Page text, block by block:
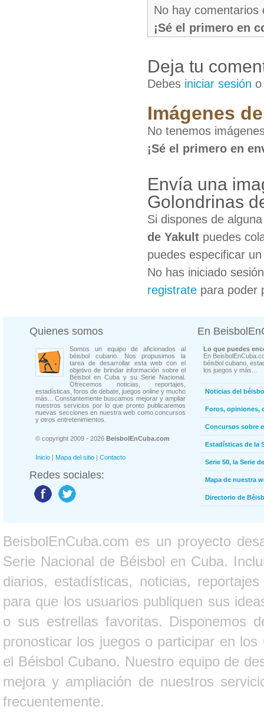
No hay comentarios
¡Sé el primero en
Deja tu
Debes iniciar sesión
Imágenes
No tenemos
¡Sé el primero en
Envía una
Golondrinas
Si dispones de
de Yakult puedes
puedes especificar
No has iniciado
registrate para poder
Quienes somos
Somos un equipo de aficionados al
béisbol cubano. Nos propusimos la
tarea de desarrollar esta web con el
objetivo de brindar información sobre el
Béisbol en Cuba y su Serie Nacional.
Ofrecemos noticias, reportajes,
estadísticas, foros de debate, juegos online y mucho
más... Constantemente buscamos mejorar y ampliar
nuestros servicios por lo que pronto publicaremos
nuevas secciones en nuestra web como concursos
y otros entretenimientos.
© copyright 2009 - 2026 BeisbolEnCuba.com
Inicio | Mapa del sitio | Contacto
Redes sociales:
En
Lo que puedes
En
béisbol cubano,
los juegos y más...
Noticias del
Foros, opiniones,
Concursos sobre
Estadísticas de la
Serie 50, la Serie
Mapa de nuestra
Directorio de
BeisbolEnCuba.com es un proyecto
Serie Nacional de Béisbol en Cuba.
diarios, estadísticas, noticias,
para que los usuarios publiquen sus
o sus estrellas favoritas. Disponemos
pronosticar los juegos o participar en
el Béisbol Cubano. Nuestro equipo de
mejora y ampliación de nuestros
frecuentemente.